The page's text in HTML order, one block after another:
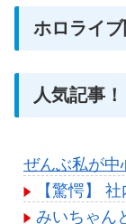
ホロライ
人気記事！
ぜんぶ私が中
【驚愕】
みいちゃん